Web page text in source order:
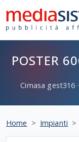
POSTER
Cimasa gest316
Home Impianti